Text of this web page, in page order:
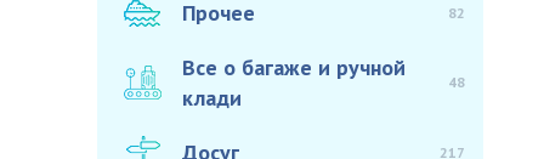
Прочее 82
Все о багаже и ручной
клади
48
Досуг 217